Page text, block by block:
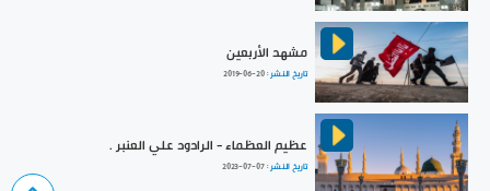
مشهد الأربعين
تاريخ النشر :2019-06-20
عظيم العظماء - الرادود علي العنبر .
تاريخ النشر :2023-07-07